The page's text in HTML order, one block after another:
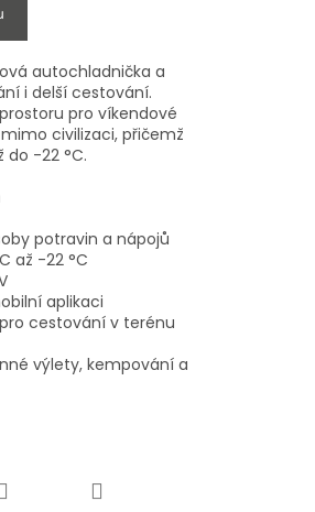
autochladnička a
i delší cestování.
pro víkendové
civilizaci, přičemž
do -22 °C.
potravin a nápojů
až -22 °C
aplikaci
cestování v terénu
výlety, kempování a